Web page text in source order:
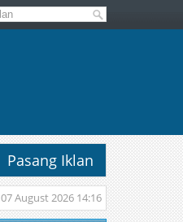
Pasang Iklan
07 August 2026 14:16